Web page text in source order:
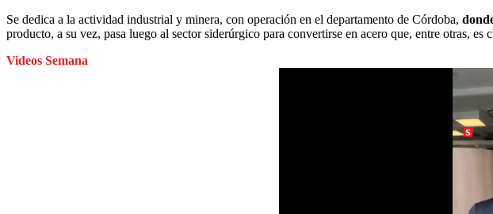
Se dedica a la actividad industrial y minera, con operación en el departamento de Córdoba,
producto, a su vez, pasa luego al sector siderúrgico para convertirse en acero que, entre otras, es
Videos Semana